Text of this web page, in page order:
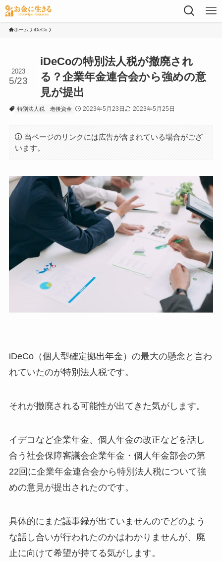
ホーム iDeCo
iDeCoの特別法人税が撤廃され
る？企業年金連合会から強めの意
見が提出
2023
5/23
特別法人税 老後資金 2023年5月23日 2023年5月25日
当ページのリンクには広告が含まれている場合がござ
います。
iDeCo（個人型確定拠出年金）の最大の懸念と言わ
れていたのが特別法人税です。
それが撤廃される可能性が出てきた気がします。
イデコなど企業年金、個人年金の改正などを話し
合う社会保障審議会企業年金・個人年金部会の第
22回に企業年金連合会から特別法人税について強
めの意見が提出されたのです。
具体的にまだ議事録が出ていませんのでどのよう
な話し合いが行われたのかはわかりませんが、廃
止に向けて希望が持てる気がします。